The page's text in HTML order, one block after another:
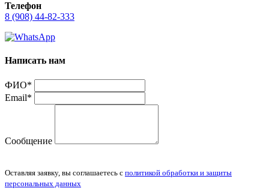
Телефон
8 (908) 44-82-333
Написать нам
ФИО*
Email*
Сообщение
Оставляя заявку, вы соглашаетесь с политикой обработки и защиты
персональных данных